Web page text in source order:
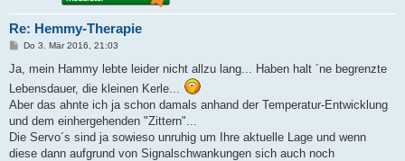
Re: Hemmy-Therapie
B
i
r
g
Do 3. Mär 2016, 21:03
Ja, mein Hammy lebte leider nicht allzu lang... Haben halt ´ne begrenzte
Lebensdauer, die kleinen Kerle...
Aber das ahnte ich ja schon damals anhand der Temperatur-Entwicklung
und dem einhergehenden "Zittern"...
Die Servo´s sind ja sowieso unruhig um Ihre aktuelle Lage und wenn
diese dann aufgrund von Signalschwankungen sich auch noch